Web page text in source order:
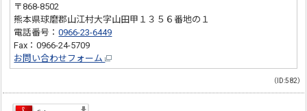
〒868-8502
熊本県球磨郡山江村大字山田甲１３５６番地の１
電話番号：0966-23-6449
Fax：0966-24-5709
お問い合わせフォーム
（ID:582）